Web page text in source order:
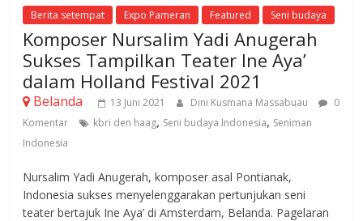
Berita setempat Expo Pameran Featured Seni budaya
Komposer Nursalim Yadi Anugerah
Sukses Tampilkan Teater Ine Aya’
dalam Holland Festival 2021
Belanda 13 Juni 2021 Dini Kusmana Massabuau
0
Komentar
kbri den haag, Seni budaya Indonesia, Seniman
Indonesia
​​​Nursalim Yadi Anugerah, komposer asal Pontianak,
Indonesia sukses menyelenggarakan pertunjukan seni
teater bertajuk Ine Aya’ di Amsterdam, Belanda. Pagelaran